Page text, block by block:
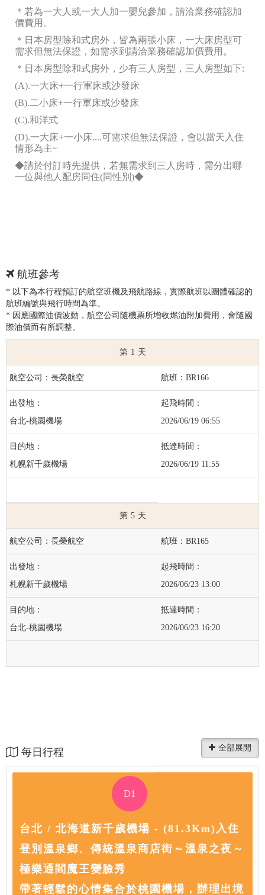
＊若為一大人或一大人加一嬰兒參加，請洽業務確認加
價費用。
＊日本房型除和式房外，皆為兩張小床，一大床房型可
需求但無法保證，如需求到請洽業務確認加價費用。
＊日本房型除和式房外，少有三人房型，三人房型如下:
(A).一大床+一行軍床或沙發床
(B).二小床+一行軍床或沙發床
(C).和洋式
(D).一大床+一小床....可需求但無法保證，會以當天入住
情形為主~
◆請於付訂時先提供，若無需求到三人房時，需分出哪
一位與他人配房同住(同性別)◆
航班參考
* 以下為本行程預訂的航空班機及飛航路線，實際航班以團體確認的
航班編號與飛行時間為準。
* 因應國際油價波動，航空公司隨機票所增收燃油附加費用，會隨國
際油價而有所調整。
1
長榮航空 BR166
台北-桃園機場 2026/06/19 06:55
札幌新千歲機場 2026/06/19 11:55
5
長榮航空 BR165
札幌新千歲機場 2026/06/23 13:00
台北-桃園機場 2026/06/23 16:20
每日行程
D1
台北 / 北海道新千歲機場 - (81.3Km)入住
登別溫泉鄉、傳統溫泉商店街～溫泉之夜～
極樂通閻魔王變臉秀
帶著輕鬆的心情集合於桃園機場，辦理出境